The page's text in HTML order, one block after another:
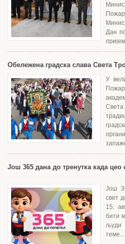
Дан
Обележена градска слава Света
У
Још 365 дана до тренутка када цео
Још
свет
15.
бити
људи
теме...